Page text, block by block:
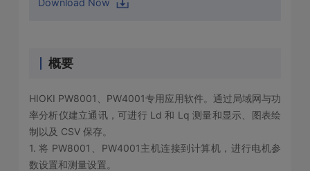
概要
HIOKI PW8001、PW4001专用应用软件。通过局域网与功
率分析仪建立通讯，可进行 Ld 和 Lq 测量和显示、图表绘
制以及 CSV 保存。
1. 将 PW8001、PW4001主机连接到计算机，进行电机参
数设置和测量设置。